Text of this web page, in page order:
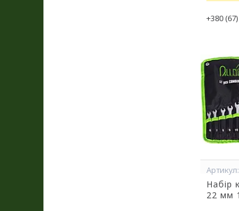
+380
Набір
22 мм